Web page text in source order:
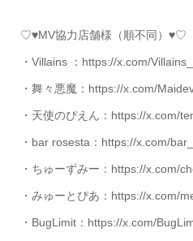
♡♥MV協力店舗様（順不同）♥♡
・Villains ：https://x.com/
・舞々悪魔：https://x.com/
・天使のぴえん：https://x.com/
・bar rosesta：https://x.com/
・ちゅーずみー：https://x.com/
・みゅーとぴあ：https://x.com/
・BugLimit：https://x.com/